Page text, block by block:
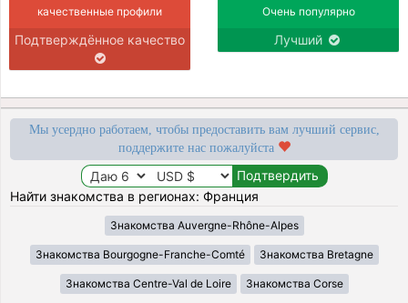
качественные профили
Подтверждённое качество
Очень популярно
Лучший
Мы усердно работаем, чтобы предоставить вам лучший сервис,
поддержите нас пожалуйста
Найти знакомства в регионах: Франция
Знакомства Auvergne-Rhône-Alpes
Знакомства Bourgogne-Franche-Comté Знакомства Bretagne
Знакомства Centre-Val de Loire Знакомства Corse